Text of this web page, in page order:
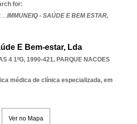
for:
...IMMUNEIQ - SAÚDE E BEM ESTAR,
E Bem-estar, Lda
4 1ºG, 1990-421, PARQUE NACOES
médica de clínica especializada, em
Ver no Mapa